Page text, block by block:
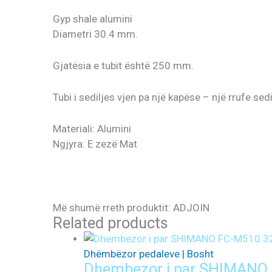
Gyp shale alumini
Diametri 30.4 mm.
Gjatësia e tubit është 250 mm.
Tubi i sediljes vjen pa një kapëse – një rrufe
Materiali: Alumini
Ngjyra: E zezë Mat
Më shumë rreth produktit: ADJOIN
Related products
Dhëmbëzor pedaleve | Bosht